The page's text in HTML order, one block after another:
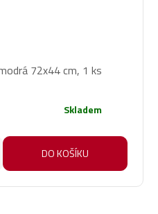
72x44 cm, 1 ks
Skladem
DO KOŠÍKU